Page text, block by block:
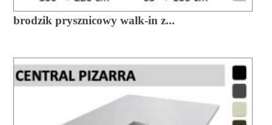
brodzik prysznicowy walk-in z...